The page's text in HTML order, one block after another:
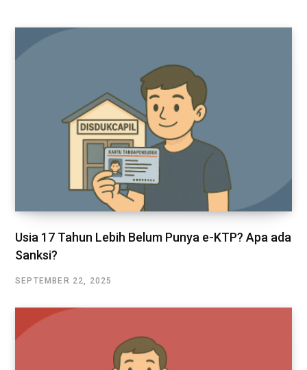
Usia 17 Tahun Lebih Belum Punya e-KTP? Apa ada
Sanksi?
SEPTEMBER 22, 2025